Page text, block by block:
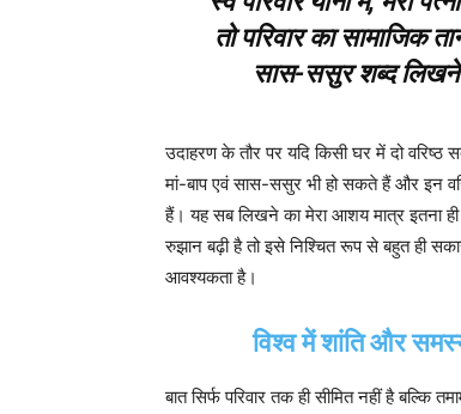
तो परिवार का सामाजिक
सास-ससुर शब्द लिखने
उदाहरण के तौर पर यदि किसी घर में दो वरिष्ठ
मां-बाप एवं सास-ससुर भी हो सकते हैं और इन
हैं। यह सब लिखने का मेरा आशय मात्र इतना ही
रुझान बढ़ी है तो इसे निश्चित रूप से बहुत ही
आवश्यकता है।
विश्व में शांति और
बात सिर्फ परिवार तक ही सीमित नहीं है बल्कि